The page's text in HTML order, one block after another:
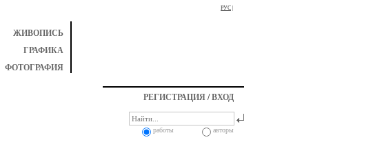
РУС
ЖИВОПИСЬ
ГРАФИКА
ФОТОГРАФИЯ
РЕГИСТРАЦИЯ /ВХОД
работы авторы